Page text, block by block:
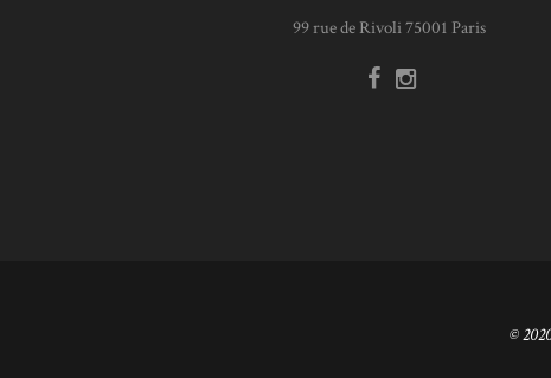
99 rue de Rivoli 75001 Paris
©